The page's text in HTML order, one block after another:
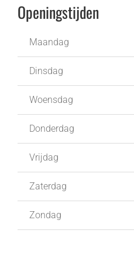
Openingstijden
Maandag
Dinsdag
Woensdag
Donderdag
Vrijdag
Zaterdag
Zondag